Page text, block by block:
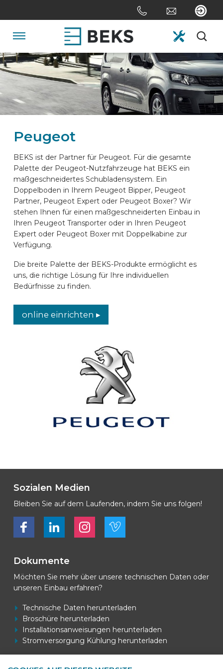
to
content
Jump
the
navigation
HOME
ÜBER UNS
SYSTEME
ANPASSUNG
SEKTOREN
AUTOMARKEN
KONTAKT
Peugeot
BEKS ist der Partner für Peugeot. Für die gesamte
Palette der Peugeot-Nutzfahrzeuge hat BEKS ein
maßgeschneidertes Schubladensystem. Ein
Doppelboden in Ihrem Peugeot Bipper, Peugeot
Partner, Peugeot Expert oder Peugeot Boxer? Wir
stehen Ihnen für einen maßgeschneiderten Einbau in
Ihren Peugeot Transporter oder in Ihren Peugeot
Expert oder Peugeot Boxer mit Doppelkabine zur
Verfügung.
Die breite Palette der BEKS-Produkte ermöglicht es
uns, die richtige Lösung für Ihre individuellen
Bedürfnisse zu finden.
online einrichten ▸
Sozialen Medien
Bleiben Sie auf dem Laufenden, indem Sie uns folgen!
Bekijk ons op FacebookBekijk ons op LinkedInBekijk ons op LinkedInBekijk ons op Vimeo
Dokumente
Möchten Sie mehr über unsere technischen Daten oder
unseren Einbau erfahren?
Technische Daten herunterladen
Broschüre herunterladen
Installationsanweisungen herunterladen
Stromversorgung Kühlung herunterladen